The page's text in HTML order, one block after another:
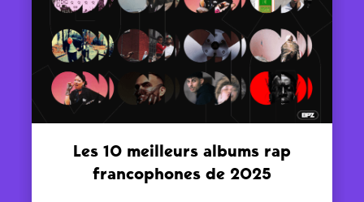
Les 10 meilleurs albums rap
francophones de 2025